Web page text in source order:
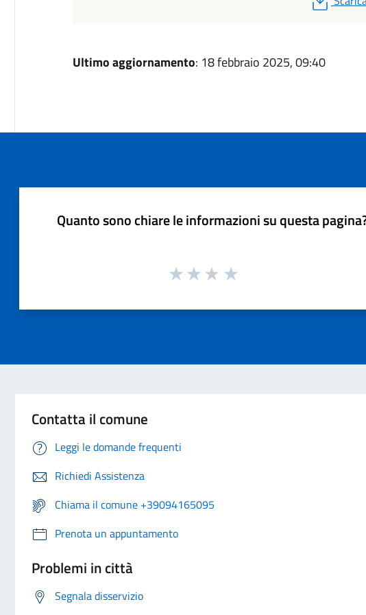
Ultimo aggiornamento: 18 febbraio 2025, 09:40
Quanto sono chiare le informazioni su questa
Contatta il comune
Leggi le domande frequenti
Richiedi Assistenza
Chiama il comune +39094165095
Prenota un appuntamento
Problemi in città
Segnala disservizio